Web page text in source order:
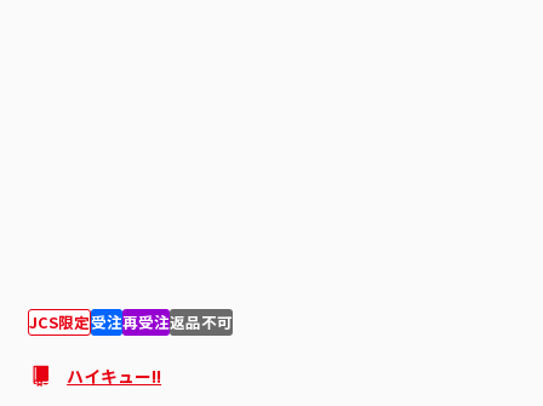
JCS限定受注再受注返品不可
ハイキュー!!